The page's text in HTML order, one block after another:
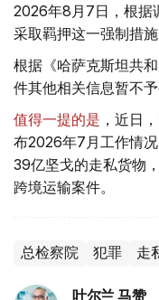
2026年8月7日，根据
采取羁押这一强制措施
根据《哈萨克斯坦共
件其他相关信息暂不予
值得一提的是 ，近日
布2026年7月工作情
39亿坚戈的走私货物
跨境运输案件。
总检察院 犯罪 走
叶尔兰 马赞